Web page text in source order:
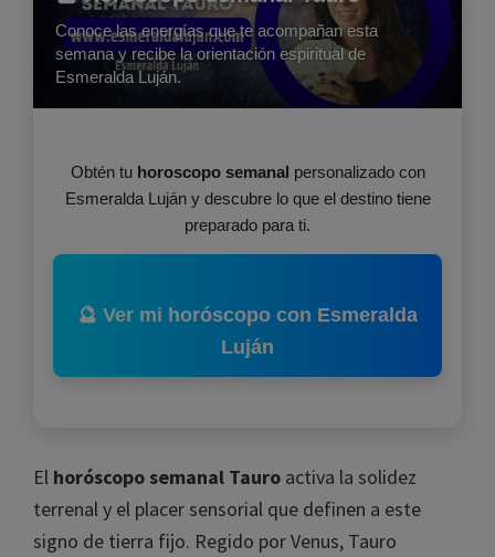
Conoce las energías que te acompañan esta
semana y recibe la orientación espiritual de
Esmeralda Luján.
Obtén tu horoscopo semanal personalizado con
Esmeralda Luján y descubre lo que el destino tiene
preparado para ti.
🔮 Ver mi horóscopo con Esmeralda
Luján
El horóscopo semanal Tauro activa la solidez
terrenal y el placer sensorial que definen a este
signo de tierra fijo. Regido por Venus, Tauro